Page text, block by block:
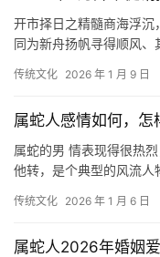
开市择日之精髓商海浮沉
同为新舟扬帆寻得顺风
传统文化 2026 年 1 月 9 日
属蛇人感情如何，
属蛇的男 情表现得很热
他转，是个典型的风流人
传统文化 2026 年 1 月 6 日
属蛇人2026年婚姻